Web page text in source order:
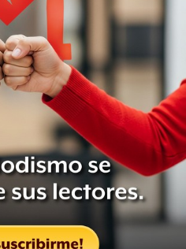
contrapuestas,
ese domingo extraño
tristísima muerte y el
que estaba terminando con
la felicidad”.
Leer después